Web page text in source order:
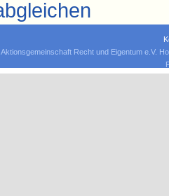
Aktionsgemeinschaft Recht und Eigentum e.V.